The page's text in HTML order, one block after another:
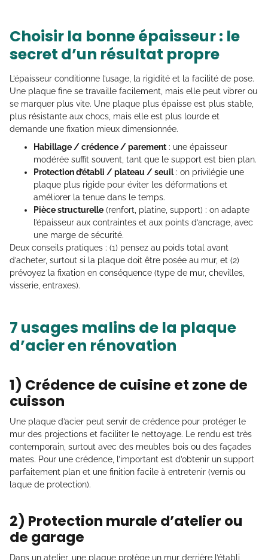
Choisir la bonne épaisseur : le
secret d’un résultat propre
L’épaisseur conditionne l’usage, la rigidité et la facilité de pose.
Une plaque fine se travaille facilement, mais elle peut vibrer ou
se marquer plus vite. Une plaque plus épaisse est plus stable,
plus résistante aux chocs, mais elle est plus lourde et
demande une fixation mieux dimensionnée.
Habillage / crédence / parement: une épaisseur
modérée suffit souvent, tant que le support est bien plan.
Protection d’établi / plateau / seuil: on privilégie une
plaque plus rigide pour éviter les déformations et
améliorer la tenue dans le temps.
Pièce structurelle (renfort, platine, support) : on adapte
l’épaisseur aux contraintes et aux points d’ancrage, avec
une marge de sécurité.
Deux conseils pratiques : (1) pensez au poids total avant
d’acheter, surtout si la plaque doit être posée au mur, et (2)
prévoyez la fixation en conséquence (type de mur, chevilles,
visserie, entraxes).
7 usages malins de la plaque
d’acier en rénovation
1) Crédence de cuisine et zone de
cuisson
Une plaque d’acier peut servir de crédence pour protéger le
mur des projections et faciliter le nettoyage. Le rendu est très
contemporain, surtout avec des meubles bois ou des façades
mates. Pour une crédence, l’important est d’obtenir un support
parfaitement plan et une finition facile à entretenir (vernis ou
laque de protection).
2) Protection murale d’atelier ou
de garage
Dans un atelier, une plaque protège un mur derrière l’établi,